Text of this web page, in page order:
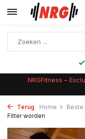
NRGFitness –
Terug Home
Beste
Fitter worden